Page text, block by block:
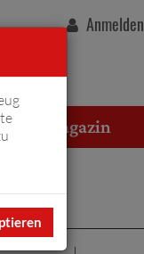
Anmelden
Magazin